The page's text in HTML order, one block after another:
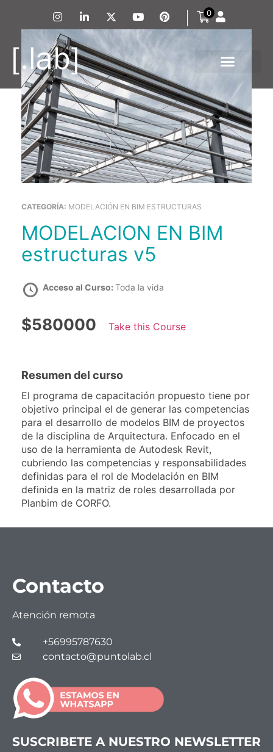
0
CATEGORÍA: MODELACIÓN EN BIM ESTRUCTURAS
MODELACION EN BIM
estructuras v5
Acceso al Curso: Toda la vida
$580000 Take this Course
Resumen del curso
El programa de capacitación propuesto tiene por
objetivo principal el de generar las competencias
para el desarrollo de modelos BIM de proyectos
de la disciplina de Arquitectura. Enfocado en el
uso de la herramienta de Autodesk Revit,
cubriendo las competencias y responsabilidades
definidas para el rol de Modelación en BIM
definida en la matriz de roles desarrollada por
Planbim de CORFO.
Contacto
Atención remota
+56995787630
contacto@puntolab.cl
SUSCRIBETE A NUESTRO NEWSLETTER